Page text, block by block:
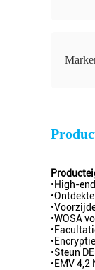
•High-
•WOSA
•Encryptie
•Steun
•EMV 4,2